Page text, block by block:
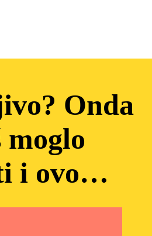
Onda
i ovo…